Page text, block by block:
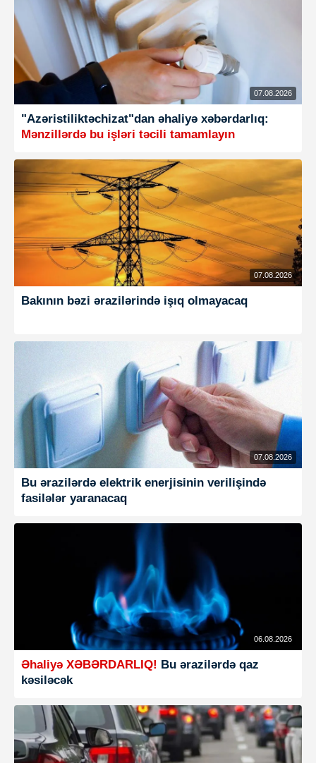
07.08.2026
"Azəristiliktəchizat"dan əhaliyə xəbərdarlıq:
Mənzillərdə bu işləri təcili tamamlayın
07.08.2026
Bakının bəzi ərazilərində işıq olmayacaq
07.08.2026
Bu ərazilərdə elektrik enerjisinin verilişində
fasilələr yaranacaq
06.08.2026
Əhaliyə XƏBƏRDARLIQ! Bu ərazilərdə qaz
kəsiləcək